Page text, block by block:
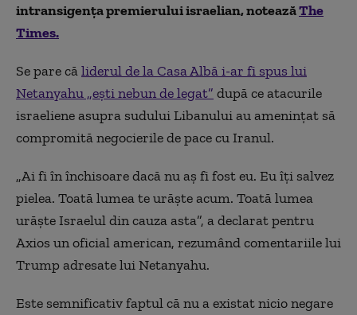
intransigența premierului israelian, noteazăThe
Times.
Se pare căliderul de la Casa Albă i-ar fi spus lui
Netanyahu „ești nebun de legat” după ce atacurile
israeliene asupra sudului Libanului au amenințat să
compromită negocierile de pace cu Iranul.
„Ai fi în închisoare dacă nu aș fi fost eu. Eu îți salvez
pielea. Toată lumea te urăște acum. Toată lumea
urăște Israelul din cauza asta”, a declarat pentru
Axios un oficial american, rezumând comentariile lui
Trump adresate lui Netanyahu.
Este semnificativ faptul că nu a existat nicio negare